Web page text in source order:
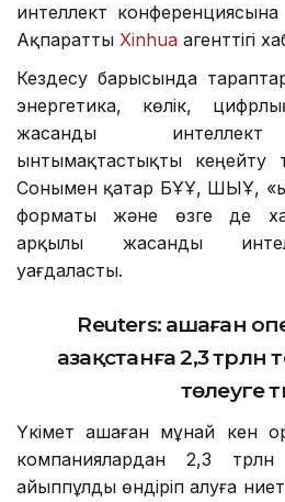
интеллект
Ақпаратты Xinhua агенттігі
Кездесу барысында
энергетика, көлік,
жасанды интеллект
ынтымақтастықты кеңейту
Сонымен қатар БҰҰ, ШЫҰ,
форматы және өзге де
арқылы жасанды
уағдаласты.
Reuters: Қашаған
Қазақстанға 2,3
төлеуге
Үкімет Қашаған мұнай кен
компаниялардан 2,3 трлн
айыппұлды өндіріп алуға